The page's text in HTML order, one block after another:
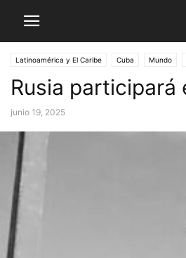
Latinoamérica y El Caribe Cuba Mundo
Rusia
junio 19, 2025